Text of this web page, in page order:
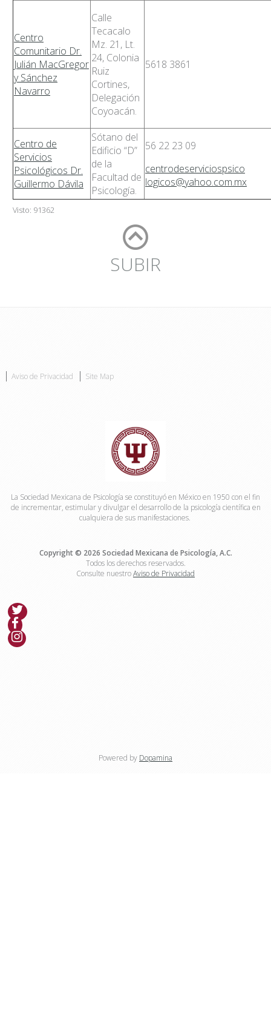
Centro
Comunitario Dr.
Julián MacGregor
y Sánchez
Navarro
Calle
Tecacalo
Mz. 21, Lt.
24, Colonia
Ruiz
Cortines,
Delegación
Coyoacán.
5618 3861
Centro de
Servicios
Psicológicos Dr.
Guillermo Dávila
Sótano del
Edificio “D”
de la
Facultad de
Psicología.
56 22 23 09
centrodeserviciospsico
logicos@yahoo.com.mx
Visto: 91362
SUBIR
Aviso de Privacidad Site Map
La Sociedad Mexicana de Psicología se constituyó en México en 1950 con el fin
de incrementar, estimular y divulgar el desarrollo de la psicología científica en
cualquiera de sus manifestaciones.
Copyright © 2026 Sociedad Mexicana de Psicología, A.C.
Todos los derechos reservados.
Consulte nuestroAviso de Privacidad
Powered by Dopamina